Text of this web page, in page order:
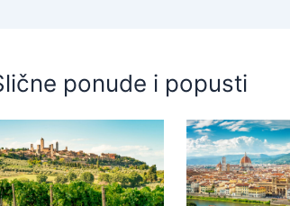
ponude i popusti